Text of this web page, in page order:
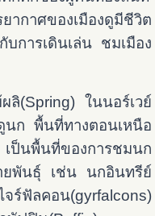
กาศของเมืองดูมีชีวิต
การเดินเล่น ชมเมือง
ลิ(Spring) ในนอร์เวย์
นก พื้นที่ทางตอนเหนือ
ป็นพื้นที่ของการชมนก
ยพันธุ์ เช่น นกอินทรีย์
จร์ฟัลคอน(gyrfalcons)